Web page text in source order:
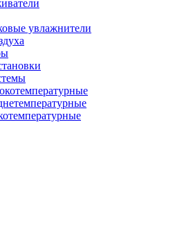
увлажнители